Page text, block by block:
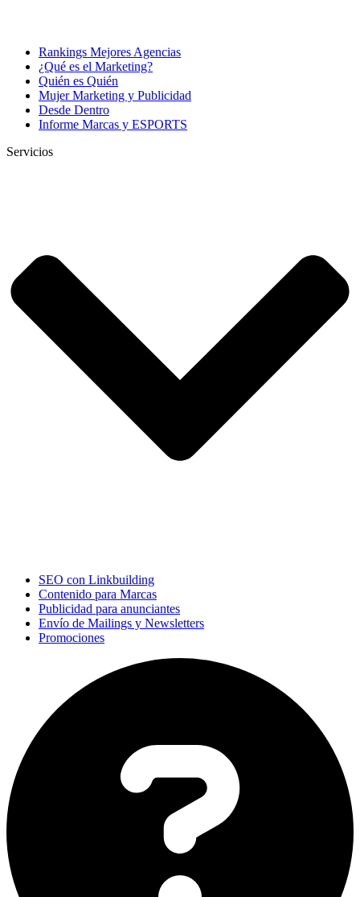
Rankings Mejores Agencias
¿Qué es el Marketing?
Quién es Quién
Mujer Marketing y Publicidad
Desde Dentro
Informe Marcas y ESPORTS
Servicios
SEO con Linkbuilding
Contenido para Marcas
Publicidad para anunciantes
Envío de Mailings y Newsletters
Promociones